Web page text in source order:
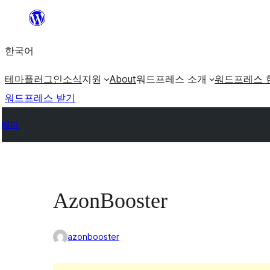
츠
로
로
가
기
한국어
테마플러그인소식지원 About워드프레스 소개 워드프레스
워드프레스 받기
테마
AzonBooster
azonbooster